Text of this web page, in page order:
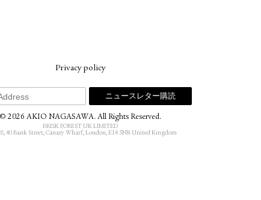
Privacy policy
© 2026 AKIO NAGASAWA. All Rights Reserved.
BRISK FOREST UK LIMITED
40 Bank Street, Canary Wharf, London, E14 5NR United Kingdom